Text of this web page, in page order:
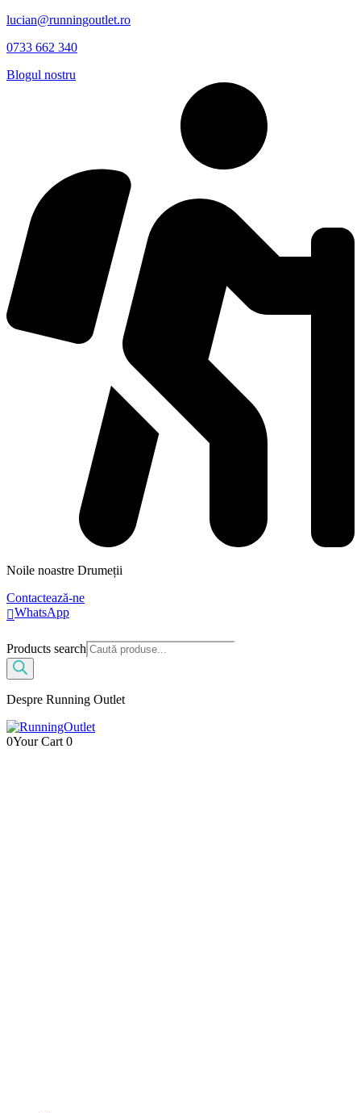
lucian@runningoutlet.ro
0733 662 340
Blogul nostru
Noile noastre Drumeții
Contactează-ne
WhatsApp
Products search
Despre Running Outlet
0Your Cart 0